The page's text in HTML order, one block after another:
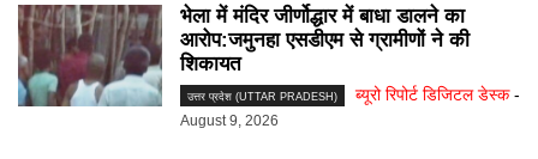
भेला में मंदिर जीर्णोद्धार में बाधा डालने का
आरोप:जमुनहा एसडीएम से ग्रामीणों ने की
शिकायत
उत्तर प्रदेश (UTTAR PRADESH) ब्यूरो रिपोर्ट डिजिटल डेस्क -
August 9, 2026